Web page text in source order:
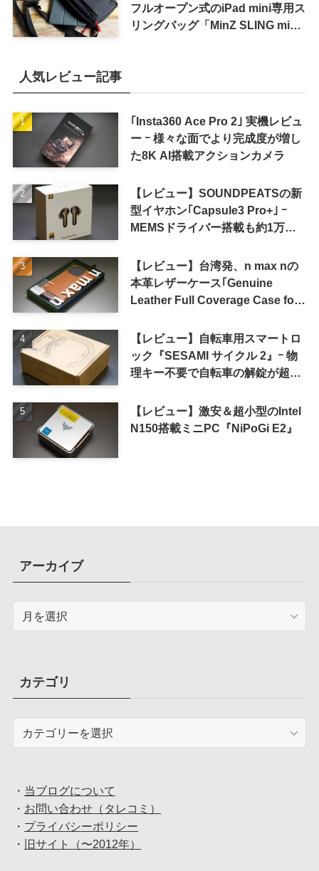
フルオープン式のiPad mini専用ス
リングバッグ「MinZ SLING mini
人気レビュー記事
｢Insta360 Ace Pro 2｣ 実機レビュ
ー ｰ 様々な面でより完成度が増し
た8K AI搭載アクションカメラ
【レビュー】SOUNDPEATSの新
型イヤホン｢Capsule3 Pro+｣ ｰ
MEMSドライバー搭載も約1万円
【レビュー】台湾発、n max nの
本革レザーケース｢Genuine
Leather Full Coverage Case for
【レビュー】自転車用スマートロ
ック『SESAMI サイクル 2』ｰ 物
理キー不要で自転車の解錠が超簡
【レビュー】激安＆超小型のIntel
N150搭載ミニPC『NiPoGi E2』
アーカイブ
ブカテゴリ
・ 当ブログについて
・ お問い合わせ（タレコミ）
・ プライバシーポリシー
・
旧サイト（〜2012年）